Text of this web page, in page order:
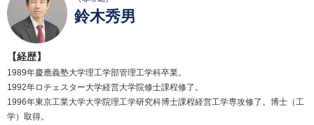
鈴木秀男
【経歴】
1989年慶應義塾大学理工学部管理工学科卒業。
1992年ロチェスター大学経営大学院修士課程修了。
1996年東京工業大学大学院理工学研究科博士課程経営工学専攻修了。博士（工
学）取得。